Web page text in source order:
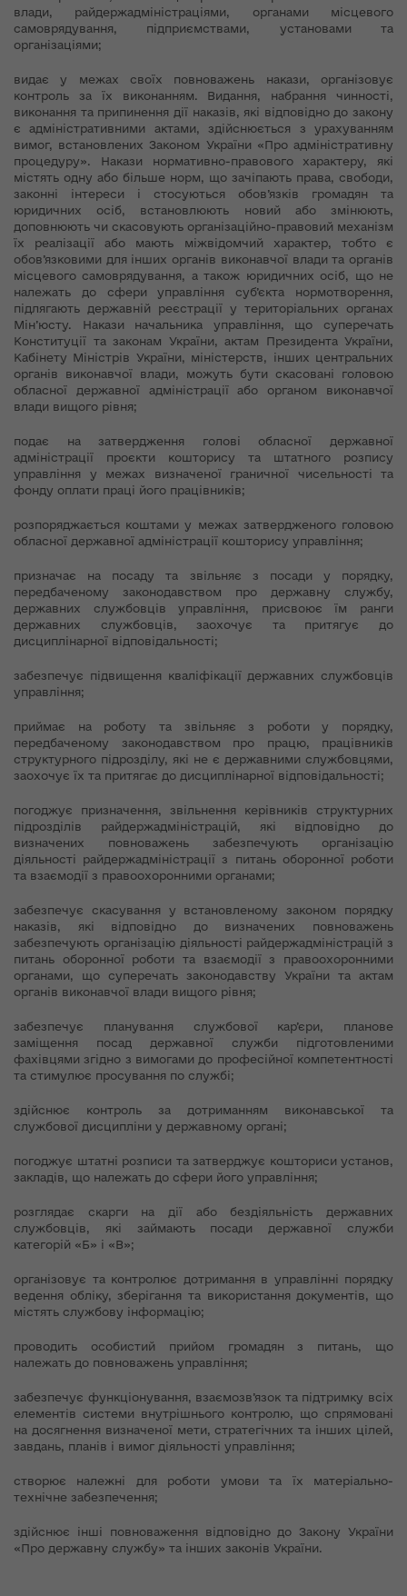
влади, райдержадміністраціями, органами місцевого
самоврядування, підприємствами, установами та
організаціями;
видає у межах своїх повноважень накази, організовує
контроль за їх виконанням. Видання, набрання чинності,
виконання та припинення дії наказів, які відповідно до закону
є адміністративними актами, здійснюється з урахуванням
вимог, встановлених Законом України «Про адміністративну
процедуру». Накази нормативно-правового характеру, які
містять одну або більше норм, що зачіпають права, свободи,
законні інтереси і стосуються обов’язків громадян та
юридичних осіб, встановлюють новий або змінюють,
доповнюють чи скасовують організаційно-правовий механізм
їх реалізації або мають міжвідомчий характер, тобто є
обов’язковими для інших органів виконавчої влади та органів
місцевого самоврядування, а також юридичних осіб, що не
належать до сфери управління суб’єкта нормотворення,
підлягають державній реєстрації у територіальних органах
Мін’юсту. Накази начальника управління, що суперечать
Конституції та законам України, актам Президента України,
Кабінету Міністрів України, міністерств, інших центральних
органів виконавчої влади, можуть бути скасовані головою
обласної державної адміністрації або органом виконавчої
влади вищого рівня;
подає на затвердження голові обласної державної
адміністрації проєкти кошторису та штатного розпису
управління у межах визначеної граничної чисельності та
фонду оплати праці його працівників;
розпоряджається коштами у межах затвердженого головою
обласної державної адміністрації кошторису управління;
призначає на посаду та звільняє з посади у порядку,
передбаченому законодавством про державну службу,
державних службовців управління, присвоює їм ранги
державних службовців, заохочує та притягує до
дисциплінарної відповідальності;
забезпечує підвищення кваліфікації державних службовців
управління;
приймає на роботу та звільняє з роботи у порядку,
передбаченому законодавством про працю, працівників
структурного підрозділу, які не є державними службовцями,
заохочує їх та притягає до дисциплінарної відповідальності;
погоджує призначення, звільнення керівників структурних
підрозділів райдержадміністрацій, які відповідно до
визначених повноважень забезпечують організацію
діяльності райдержадміністрації з питань оборонної роботи
та взаємодії з правоохоронними органами;
забезпечує скасування у встановленому законом порядку
наказів, які відповідно до визначених повноважень
забезпечують організацію діяльності райдержадміністрацій з
питань оборонної роботи та взаємодії з правоохоронними
органами, що суперечать законодавству України та актам
органів виконавчої влади вищого рівня;
забезпечує планування службової кар’єри, планове
заміщення посад державної служби підготовленими
фахівцями згідно з вимогами до професійної компетентності
та стимулює просування по службі;
здійснює контроль за дотриманням виконавської та
службової дисципліни у державному органі;
погоджує штатні розписи та затверджує кошториси установ,
закладів, що належать до сфери його управління;
розглядає скарги на дії або бездіяльність державних
службовців, які займають посади державної служби
категорій «Б» і «В»;
організовує та контролює дотримання в управлінні порядку
ведення обліку, зберігання та використання документів, що
містять службову інформацію;
проводить особистий прийом громадян з питань, що
належать до повноважень управління;
забезпечує функціонування, взаємозв’язок та підтримку всіх
елементів системи внутрішнього контролю, що спрямовані
на досягнення визначеної мети, стратегічних та інших цілей,
завдань, планів і вимог діяльності управління;
створює належні для роботи умови та їх матеріально-
технічне забезпечення;
здійснює інші повноваження відповідно до Закону України
«Про державну службу» та інших законів України.